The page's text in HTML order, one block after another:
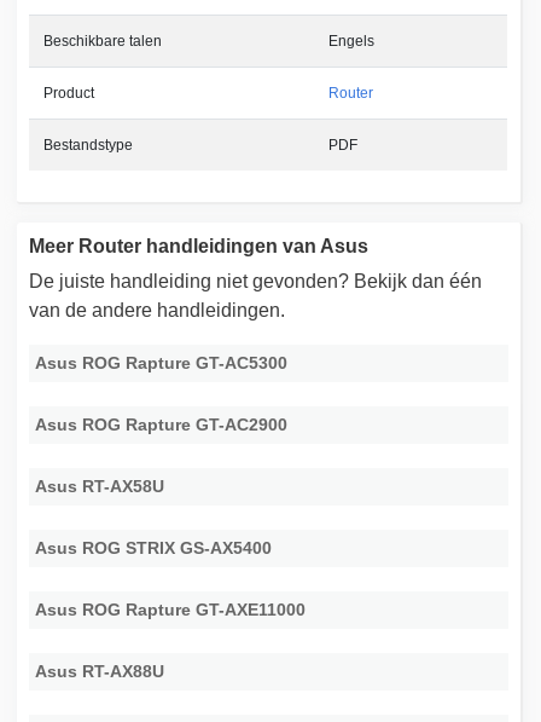
Beschikbare talen Engels
Product Router
Bestandstype PDF
Meer Router handleidingen van Asus
De juiste handleiding niet gevonden? Bekijk dan één
van de andere handleidingen.
Asus ROG Rapture GT-AC5300
Asus ROG Rapture GT-AC2900
Asus RT-AX58U
Asus ROG STRIX GS-AX5400
Asus ROG Rapture GT-AXE11000
Asus RT-AX88U